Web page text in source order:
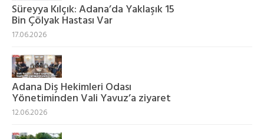
Süreyya Kılçık: Adana’da Yaklaşık 15
Bin Çölyak Hastası Var
17.06.2026
Adana Diş Hekimleri Odası
Yönetiminden Vali Yavuz’a ziyaret
12.06.2026